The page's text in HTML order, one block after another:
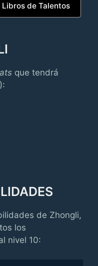
de Talentos
que tendrá
de Zhongli,
los
nivel 10: